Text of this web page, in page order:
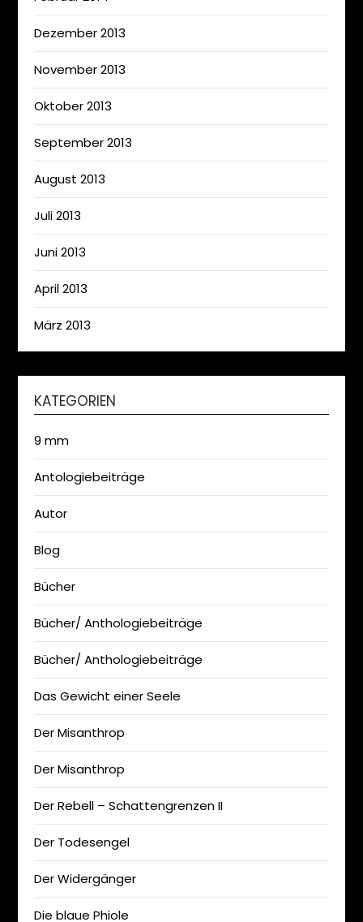
Dezember 2013
November 2013
Oktober 2013
September 2013
August 2013
Juli 2013
Juni 2013
April 2013
März 2013
KATEGORIEN
9 mm
Antologiebeiträge
Autor
Blog
Bücher
Bücher/ Anthologiebeiträge
Bücher/ Anthologiebeiträge
Das Gewicht einer Seele
Der Misanthrop
Der Misanthrop
Der Rebell – Schattengrenzen II
Der Todesengel
Der Widergänger
Die blaue Phiole